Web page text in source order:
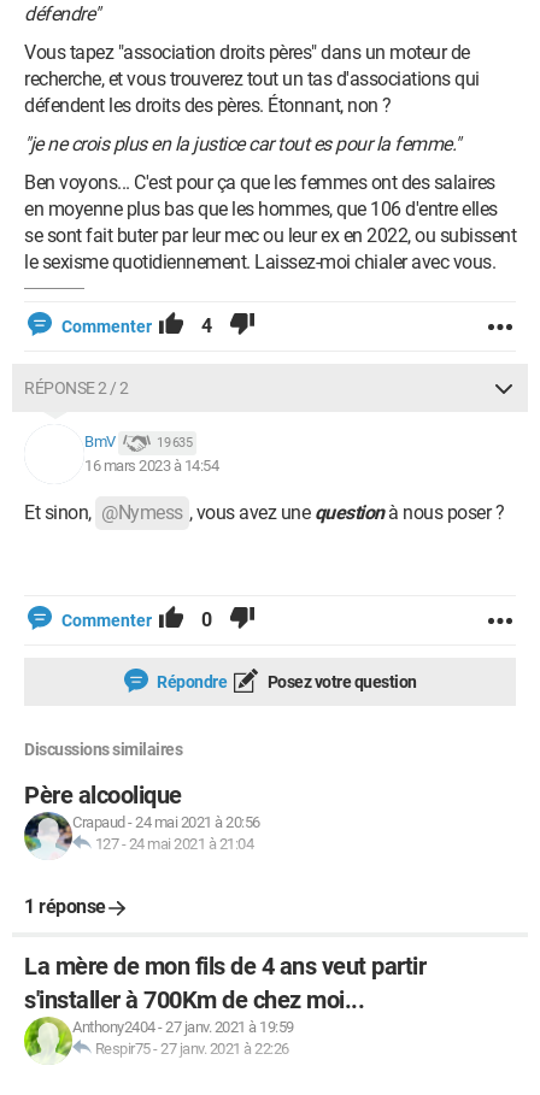
défendre"
Vous tapez "association droits pères" dans un moteur de
recherche, et vous trouverez tout un tas d'associations qui
défendent les droits des pères. Étonnant, non ?
"je ne crois plus en la justice car tout es pour la femme."
Ben voyons... C'est pour ça que les femmes ont des salaires
en moyenne plus bas que les hommes, que 106 d'entre elles
se sont fait buter par leur mec ou leur ex en 2022, ou subissent
le sexisme quotidiennement. Laissez-moi chialer avec vous.
Commenter 4
RÉPONSE 2 / 2
BmV 19 635
16 mars 2023 à 14:54
Et sinon, @Nymess , vous avez une questionà nous poser ?
Commenter 0
Répondre Posez votre question
Discussions similaires
Père alcoolique
Crapaud -24 mai 2021 à 20:56
127-24 mai 2021 à 21:04
1 réponse
La mère de mon fils de 4 ans veut partir
s'installer à 700Km de chez moi...
Anthony2404-27 janv. 2021 à 19:59
Respir75-27 janv. 2021 à 22:26